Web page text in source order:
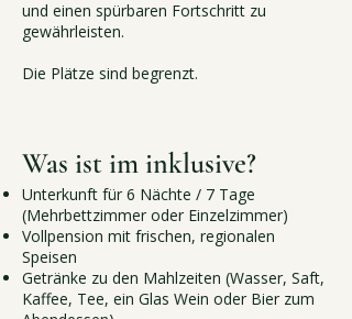
und einen spürbaren Fortschritt zu
gewährleisten.
Die Plätze sind begrenzt.
Was ist im inklusive?
Unterkunft für 6 Nächte / 7 Tage
(Mehrbettzimmer oder Einzelzimmer)
Vollpension mit frischen, regionalen
Speisen
Getränke zu den Mahlzeiten (Wasser, Saft,
Kaffee, Tee, ein Glas Wein oder Bier zum